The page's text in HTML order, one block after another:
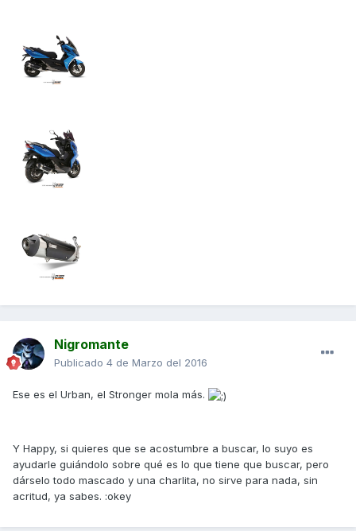
Nigromante
Publicado 4 de Marzo del 2016
Ese es el Urban, el Stronger mola más.
Y Happy, si quieres que se acostumbre a buscar, lo suyo es
ayudarle guiándolo sobre qué es lo que tiene que buscar, pero
dárselo todo mascado y una charlita, no sirve para nada, sin
acritud, ya sabes. :okey